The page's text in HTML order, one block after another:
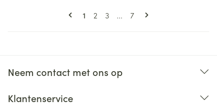
Pagina's
U lees momenteel pagina
1 Pagina
2 Pagina
3 ... Pagina
7
Neem contact met ons op
Klantenservice